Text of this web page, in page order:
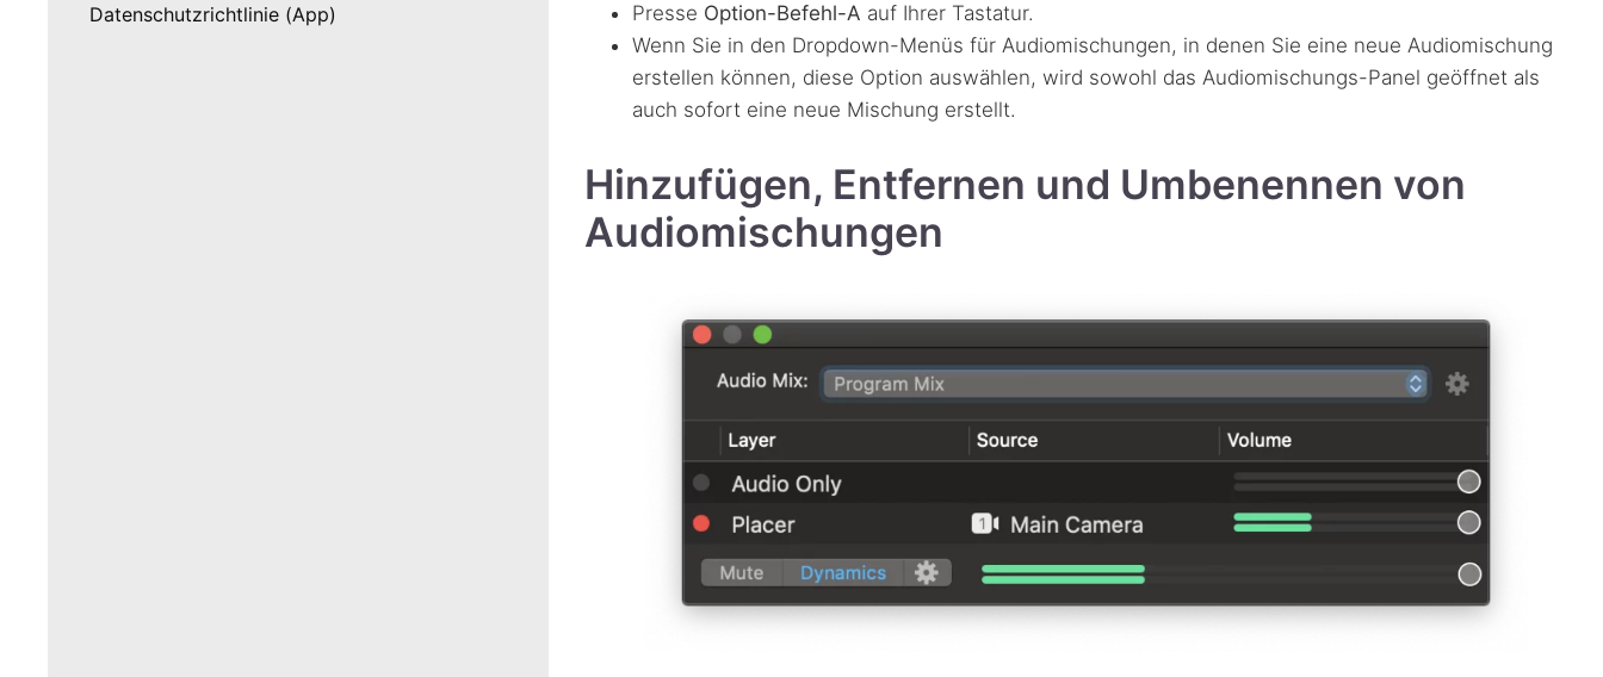
Datenschutzrichtlinie (App)
Presse Option-Befehl-A auf Ihrer Tastatur.
Wenn Sie in den Dropdown-Menüs für Audiomischungen, in denen Sie eine neue Audiomischung
erstellen können, diese Option auswählen, wird sowohl das Audiomischungs-Panel geöffnet als
auch sofort eine neue Mischung erstellt.
Hinzufügen, Entfernen und Umbenennen von
Audiomischungen